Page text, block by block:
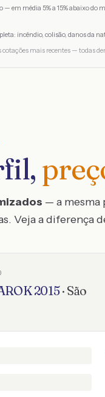
em média 5% a 15% abaixo do
incêndio, colisão, danos da
mais recentes — todas
— a mesma
Veja a diferença
2015· São